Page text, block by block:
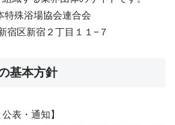
特殊浴場協会連合会
宿区新宿２丁目１１−７
基本方針
表・通知】